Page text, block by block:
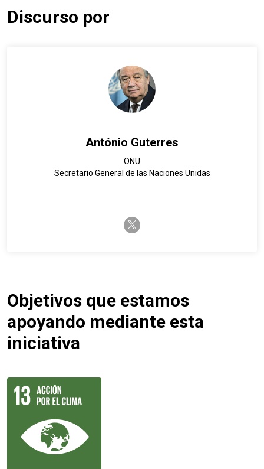
Discurso por
António Guterres
ONU
Secretario General de las Naciones Unidas
twitter-x
Objetivos que estamos
apoyando mediante esta
iniciativa